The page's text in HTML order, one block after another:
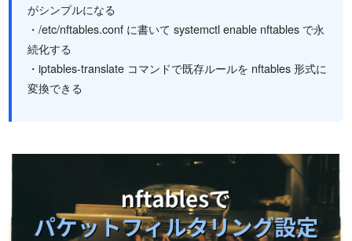
がシンプルになる
・/etc/nftables.conf に書いて systemctl enable nftables で永
続化する
・iptables-translate コマンドで既存ルールを nftables 形式に
変換できる